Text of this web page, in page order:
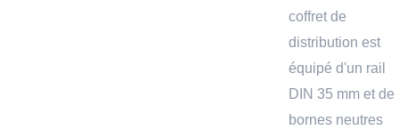
coffret de
distribution est
équipé d'un rail
DIN 35 mm et de
bornes neutres